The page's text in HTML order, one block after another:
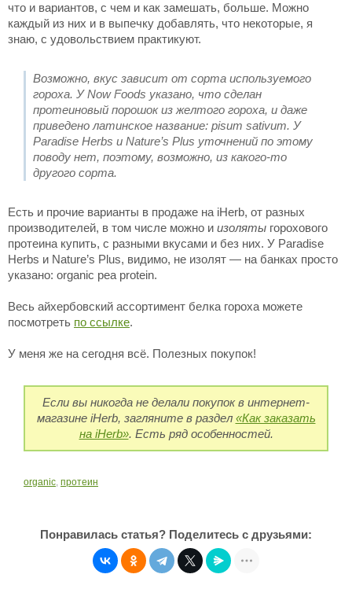
что и вариантов, с чем и как замешать, больше. Можно
каждый из них и в выпечку добавлять, что некоторые, я
знаю, с удовольствием практикуют.
Возможно, вкус зависит от сорта используемого
гороха. У Now Foods указано, что сделан
протеиновый порошок из желтого гороха, и даже
приведено латинское название: pisum sativum. У
Paradise Herbs и Nature’s Plus уточнений по этому
поводу нет, поэтому, возможно, из какого-то
другого сорта.
Есть и прочие варианты в продаже на iHerb, от разных
производителей, в том числе можно и изоляты горохового
протеина купить, с разными вкусами и без них. У Paradise
Herbs и Nature’s Plus, видимо, не изолят — на банках просто
указано: organic pea protein.
Весь айхербовский ассортимент белка гороха можете
посмотреть по ссылке.
У меня же на сегодня всё. Полезных покупок!
Если вы никогда не делали покупок в интернет-
магазине iHerb, загляните в раздел «Как заказать
на iHerb». Есть ряд особенностей.
organic, протеин
Понравилась статья? Поделитесь с друзьями: